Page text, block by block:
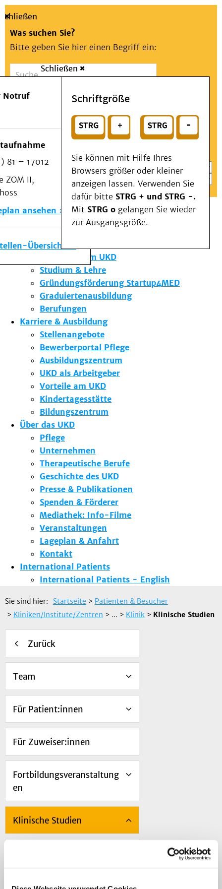
Suche
Schließen
Was suchen Sie?
Bitte geben Sie hier einen Begriff ein:
Suchen
oder
Wählen Sie ein Thema für Ihren Schnelleinstieg
Notfall
Schließen
Notruf
81 – 17012
ZOM II,
ansehen
Übersicht
Schriftgröße
Sie können mit Hilfe Ihres
Browsers größer oder kleiner
anzeigen lassen. Verwenden Sie
dafür bitte STRG + und STRG -.
Mit STRG o gelangen Sie wieder
zur Ausgangsgröße.
Menü
Patienten & Besucher
Kliniken/Institute/Zentren
Als Patient am UKD
Beratung und Unterstützung
Veranstaltungen
Kommunikation im Medizinwesen (KIM)
Notfall
Forschung & Lehre
Die Institute des UKD
Forschung am UKD
Studium & Lehre
Gründungsförderung Startup4MED
Graduiertenausbildung
Berufungen
Karriere & Ausbildung
Stellenangebote
Bewerberportal Pflege
Ausbildungszentrum
UKD als Arbeitgeber
Vorteile am UKD
Kindertagesstätte
Bildungszentrum
Über das UKD
Pflege
Unternehmen
Therapeutische Berufe
Geschichte des UKD
Presse & Publikationen
Spenden & Förderer
Mediathek: Info-Filme
Veranstaltungen
Lageplan & Anfahrt
Kontakt
International Patients
International Patients - English
Sie sind hier: Startseite > Patienten & Besucher
> Kliniken/Institute/Zentren > ... > Klinik > Klinische Studien
Zurück
Team
Für Patient:innen
Für Zuweiser:innen
Fortbildungsveranstaltung
en
Klinische Studien